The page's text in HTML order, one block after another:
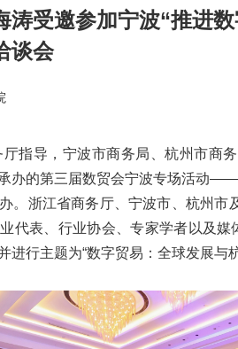
涛受邀参加宁波“推进
谈会
指导，宁波市商务局、杭州市商
办的第三届数贸会宁波专场活动
。浙江省商务厅、宁波市、杭州
代表、行业协会、专家学者以及
进行主题为“数字贸易：全球发展与